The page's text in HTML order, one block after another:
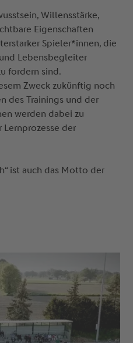
Willensstärke,
Eigenschaften
Spieler*innen, die
Lebensbegleiter
fordern sind.
Zweck zukünftig noch
des Trainings und der
werden dabei zu
der
ist auch das Motto der